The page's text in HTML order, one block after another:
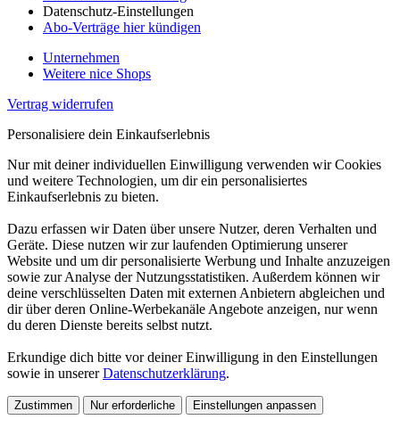
Datenschutz-Einstellungen
Abo-Verträge hier kündigen
Unternehmen
Weitere nice Shops
Vertrag widerrufen
Personalisiere dein Einkaufserlebnis
Nur mit deiner individuellen Einwilligung verwenden wir Cookies
und weitere Technologien, um dir ein personalisiertes
Einkaufserlebnis zu bieten.
Dazu erfassen wir Daten über unsere Nutzer, deren Verhalten und
Geräte. Diese nutzen wir zur laufenden Optimierung unserer
Website und um dir personalisierte Werbung und Inhalte anzuzeigen
sowie zur Analyse der Nutzungsstatistiken. Außerdem können wir
deine verschlüsselten Daten mit externen Anbietern abgleichen und
dir über deren Online-Werbekanäle Angebote anzeigen, nur wenn
du deren Dienste bereits selbst nutzt.
Erkundige dich bitte vor deiner Einwilligung in den Einstellungen
sowie in unsererDatenschutzerklärung.
Zustimmen Nur erforderliche Einstellungen anpassen